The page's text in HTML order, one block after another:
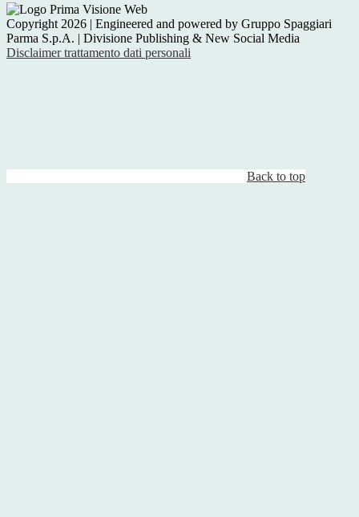
Copyright 2026 | Engineered and powered by Gruppo Spaggiari
Parma S.p.A. | Divisione Publishing & New Social Media
Disclaimer trattamento dati personali
Back to top